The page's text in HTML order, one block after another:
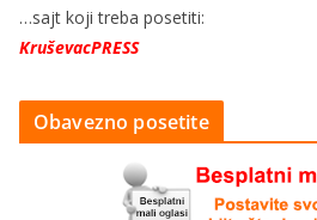
…sajt koji treba posetiti:
KruševacPRESS
Obavezno posetite